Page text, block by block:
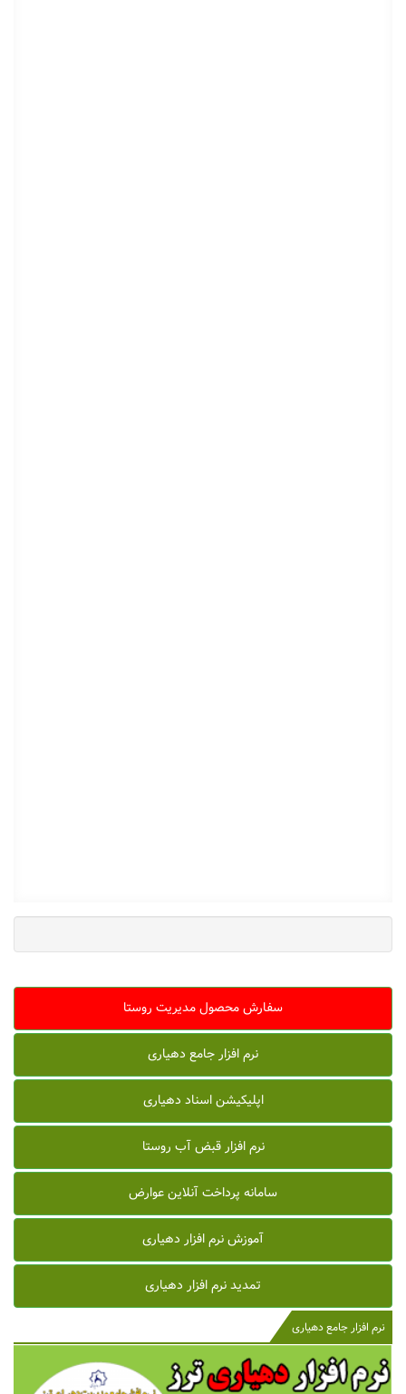
سفارش محصول مدیریت روستا
نرم افزار جامع دهیاری
اپلیکیشن اسناد دهیاری
نرم افزار قبض آب روستا
سامانه پرداخت آنلاین عوارض
آموزش نرم افزار دهیاری
تمدید نرم افزار دهیاری
نرم افزار جامع دهیاری